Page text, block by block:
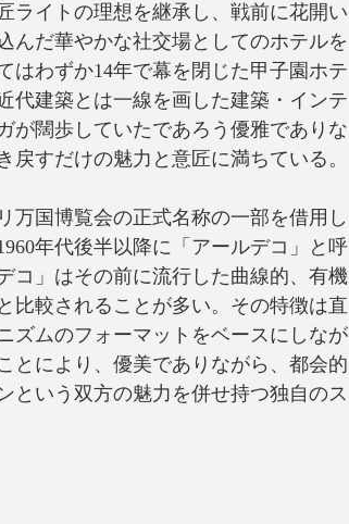
ライトの理想を継承し、戦前に花開い
んだ華やかな社交場としてのホテルを
はわずか14年で幕を閉じた甲子園ホテ
代建築とは一線を画した建築・インテ
が闊歩していたであろう優雅でありな
すだけの魅力と意匠に満ちている。
万国博覧会の正式名称の一部を借用し
年代後半以降に「アールデコ」と呼
コ」はその前に流行した曲線的、有機
比較されることが多い。その特徴は直
ズムのフォーマットをベースにしなが
とにより、優美でありながら、都会的
という双方の魅力を併せ持つ独自のス